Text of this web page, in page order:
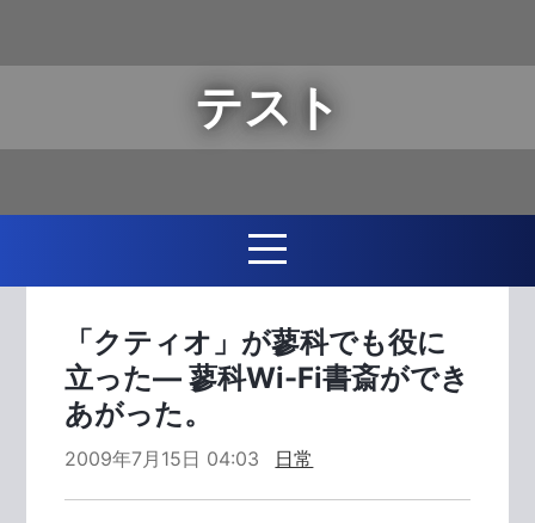
テスト
「クティオ」が蓼科でも役に
立った― 蓼科Wi-Fi書斎ができ
あがった。
2009年7月15日 04:03 日常